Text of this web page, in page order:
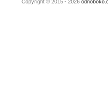
Copyright © 2015 - 2026